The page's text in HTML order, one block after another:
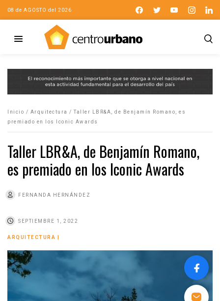
08 de AGOSTO del 2026
Inicio / Arquitectura /Taller LBR&A, de Benjamín Romano, es
premiado en los Iconic Awards
Taller LBR&A, de Benjamín Romano,
es premiado en los Iconic Awards
FERNANDA HERNÁNDEZ
SEPTIEMBRE 1, 2022
ARQUITECTURA